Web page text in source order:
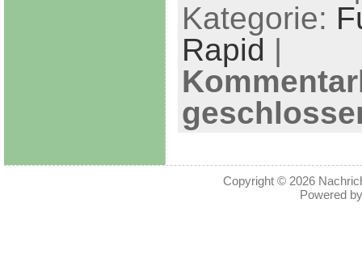
Kategorie:
Rapid |
Copyright © 2026
Powered